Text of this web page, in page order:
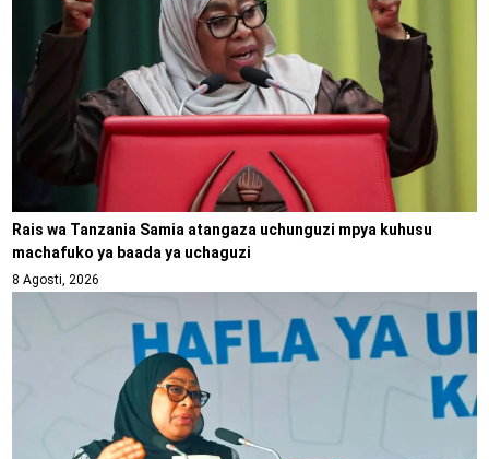
Rais wa Tanzania Samia atangaza uchunguzi mpya kuhusu
machafuko ya baada ya uchaguzi
8 Agosti, 2026